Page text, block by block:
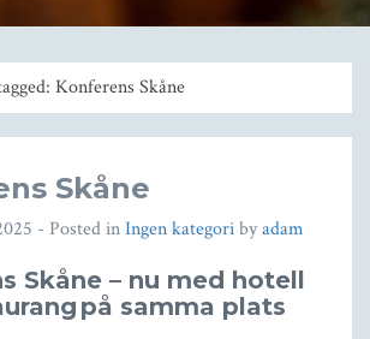
Konferens Skåne
Skåne
- Posted inIngen kategoribyadam
Skåne – nu med hotell
på samma plats